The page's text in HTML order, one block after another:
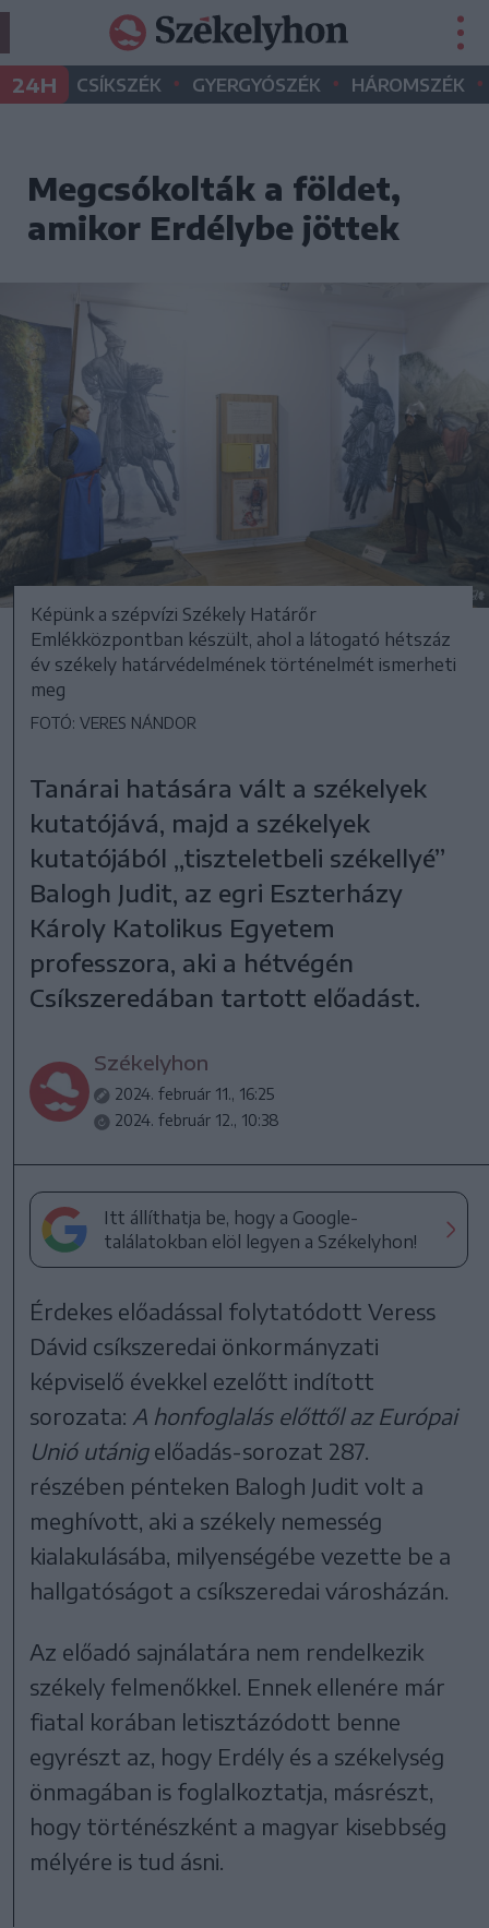
24H CSÍKSZÉK • GYERGYÓSZÉK • HÁROMSZÉK •
Megcsókolták a földet,
amikor Erdélybe jöttek
Képünk a szépvízi Székely Határőr
Emlékközpontban készült, ahol a látogató hétszáz
év székely határvédelmének történelmét ismerheti
meg
FOTÓ: VERES NÁNDOR
Tanárai hatására vált a székelyek
kutatójává, majd a székelyek
kutatójából „tiszteletbeli székellyé”
Balogh Judit, az egri Eszterházy
Károly Katolikus Egyetem
professzora, aki a hétvégén
Csíkszeredában tartott előadást.
Székelyhon
2024. február 11., 16:25
2024. február 12., 10:38
Itt állíthatja be, hogy a Google-
találatokban elöl legyen a Székelyhon!
Érdekes előadással folytatódott Veress
Dávid csíkszeredai önkormányzati
képviselő évekkel ezelőtt indított
sorozata: A honfoglalás előttől az Európai
Unió utánigelőadás-sorozat 287.
részében pénteken Balogh Judit volt a
meghívott, aki a székely nemesség
kialakulásába, milyenségébe vezette be a
hallgatóságot a csíkszeredai városházán.
Az előadó sajnálatára nem rendelkezik
székely felmenőkkel. Ennek ellenére már
fiatal korában letisztázódott benne
egyrészt az, hogy Erdély és a székelység
önmagában is foglalkoztatja, másrészt,
hogy történészként a magyar kisebbség
mélyére is tud ásni.